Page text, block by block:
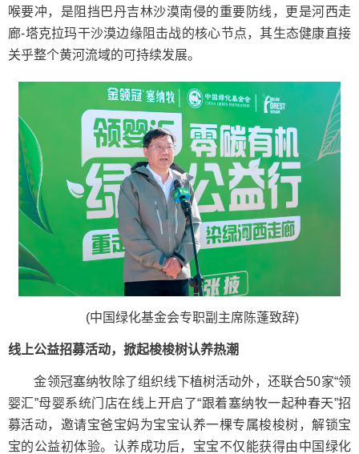
喉要冲，是阻挡巴丹吉林沙漠南侵的重要防线，更是河西走
廊-塔克拉玛干沙漠边缘阻击战的核心节点，其生态健康直接
关乎整个黄河流域的可持续发展。
(中国绿化基金会专职副主席陈蓬致辞)
线上公益招募活动，掀起梭梭树认养热潮
金领冠塞纳牧除了组织线下植树活动外，还联合50家“领
婴汇”母婴系统门店在线上开启了“跟着塞纳牧一起种春天”招
募活动，邀请宝爸宝妈为宝宝认养一棵专属梭梭树，解锁宝
宝的公益初体验。认养成功后，宝宝不仅能获得由中国绿化